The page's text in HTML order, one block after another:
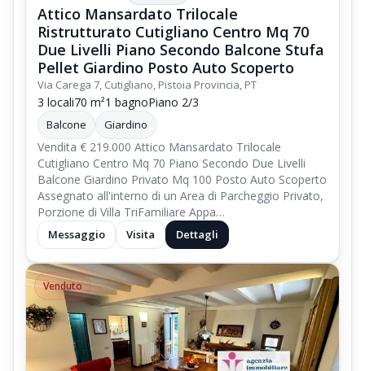
Attico Mansardato Trilocale
Ristrutturato Cutigliano Centro Mq 70
Due Livelli Piano Secondo Balcone Stufa
Pellet Giardino Posto Auto Scoperto
Via Carega 7, Cutigliano, Pistoia Provincia, PT
3 locali70 m²1 bagnoPiano 2/3
Balcone Giardino
Vendita € 219.000 Attico Mansardato Trilocale
Cutigliano Centro Mq 70 Piano Secondo Due Livelli
Balcone Giardino Privato Mq 100 Posto Auto Scoperto
Assegnato all'interno di un Area di Parcheggio Privato,
Porzione di Villa TriFamiliare Appa…
Messaggio Visita Dettagli
Venduto